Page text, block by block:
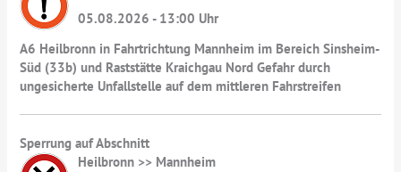
05.08.2026 - 13:00 Uhr
A6 Heilbronn in Fahrtrichtung Mannheim im Bereich Sinsheim-
Süd (33b) und Raststätte Kraichgau Nord Gefahr durch
ungesicherte Unfallstelle auf dem mittleren Fahrstreifen
Sperrung auf Abschnitt
Heilbronn >> Mannheim